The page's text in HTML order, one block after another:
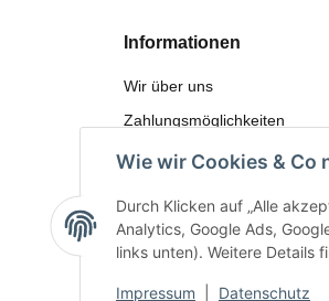
Informationen
Wir über uns
Zahlungsmöglichkeiten
Versandinformationen
Bewerten
Wie wir Cookies & Co
Durch Klicken auf „Alle
Analytics, Google Ads,
links unten). Weitere Details
Impressum Datenschutz